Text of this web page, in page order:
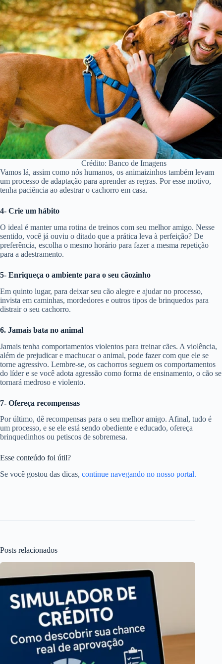
Crédito: Banco de Imagens
Vamos lá, assim como nós humanos, os animaizinhos também levam
um processo de adaptação para aprender as regras. Por esse motivo,
tenha paciência ao adestrar o cachorro em casa.
4- Crie um hábito
O ideal é manter uma rotina de treinos com seu melhor amigo. Nesse
sentido, você já ouviu o ditado que a prática leva à perfeição? De
preferência, escolha o mesmo horário para fazer a mesma repetição
para a adestramento.
5- Enriqueça o ambiente para o seu cãozinho
Em quinto lugar, para deixar seu cão alegre e ajudar no processo,
invista em caminhas, mordedores e outros tipos de brinquedos para
distrair o seu cachorro.
6. Jamais bata no animal
Jamais tenha comportamentos violentos para treinar cães. A violência,
além de prejudicar e machucar o animal, pode fazer com que ele se
torne agressivo. Lembre-se, os cachorros seguem os comportamentos
do líder e se você adota agressão como forma de ensinamento, o cão se
tornará medroso e violento.
7- Ofereça recompensas
Por último, dê recompensas para o seu melhor amigo. Afinal, tudo é
um processo, e se ele está sendo obediente e educado, ofereça
brinquedinhos ou petiscos de sobremesa.
Esse conteúdo foi útil?
Se você gostou das dicas, continue navegando no nosso portal.
Posts relacionados